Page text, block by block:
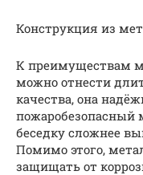
Конструкция из
К преимуществам
можно отнести
качества, она
пожаробезопасный
беседку сложнее
Помимо этого,
защищать от